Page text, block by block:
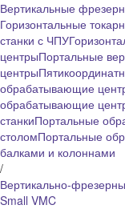
Вертикальные
Горизонтальные
станки с ЧПУ
центрыПортальные
центры
обрабатывающие
обрабатывающие
станкиПортальные
столомПортальные
балками и колоннами
/
Вертикально-
Small VMC